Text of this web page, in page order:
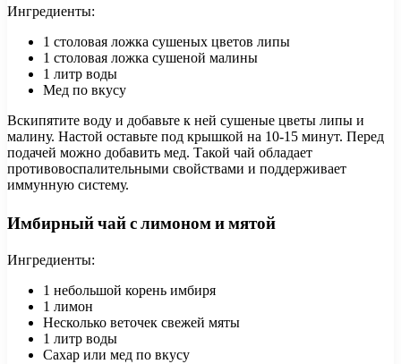
Ингредиенты:
1 столовая ложка сушеных цветов липы
1 столовая ложка сушеной малины
1 литр воды
Мед по вкусу
Вскипятите воду и добавьте к ней сушеные цветы липы и
малину. Настой оставьте под крышкой на 10-15 минут. Перед
подачей можно добавить мед. Такой чай обладает
противовоспалительными свойствами и поддерживает
иммунную систему.
Имбирный чай с лимоном и мятой
Ингредиенты:
1 небольшой корень имбиря
1 лимон
Несколько веточек свежей мяты
1 литр воды
Сахар или мед по вкусу